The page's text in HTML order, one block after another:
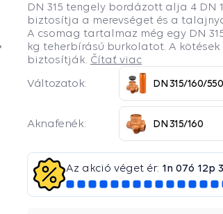
Nasledujúce
DN 315 tengely bordázott alja 4 DN
biztosítja a merevséget és a
A csomag tartalmaz még egy DN
kg teherbírású burkolatot. A
biztosítják. Čítať viac
Változatok: DN 315/160/
Aknafenék: DN 315/160
Az akció véget ér: 1n 07ó 12p